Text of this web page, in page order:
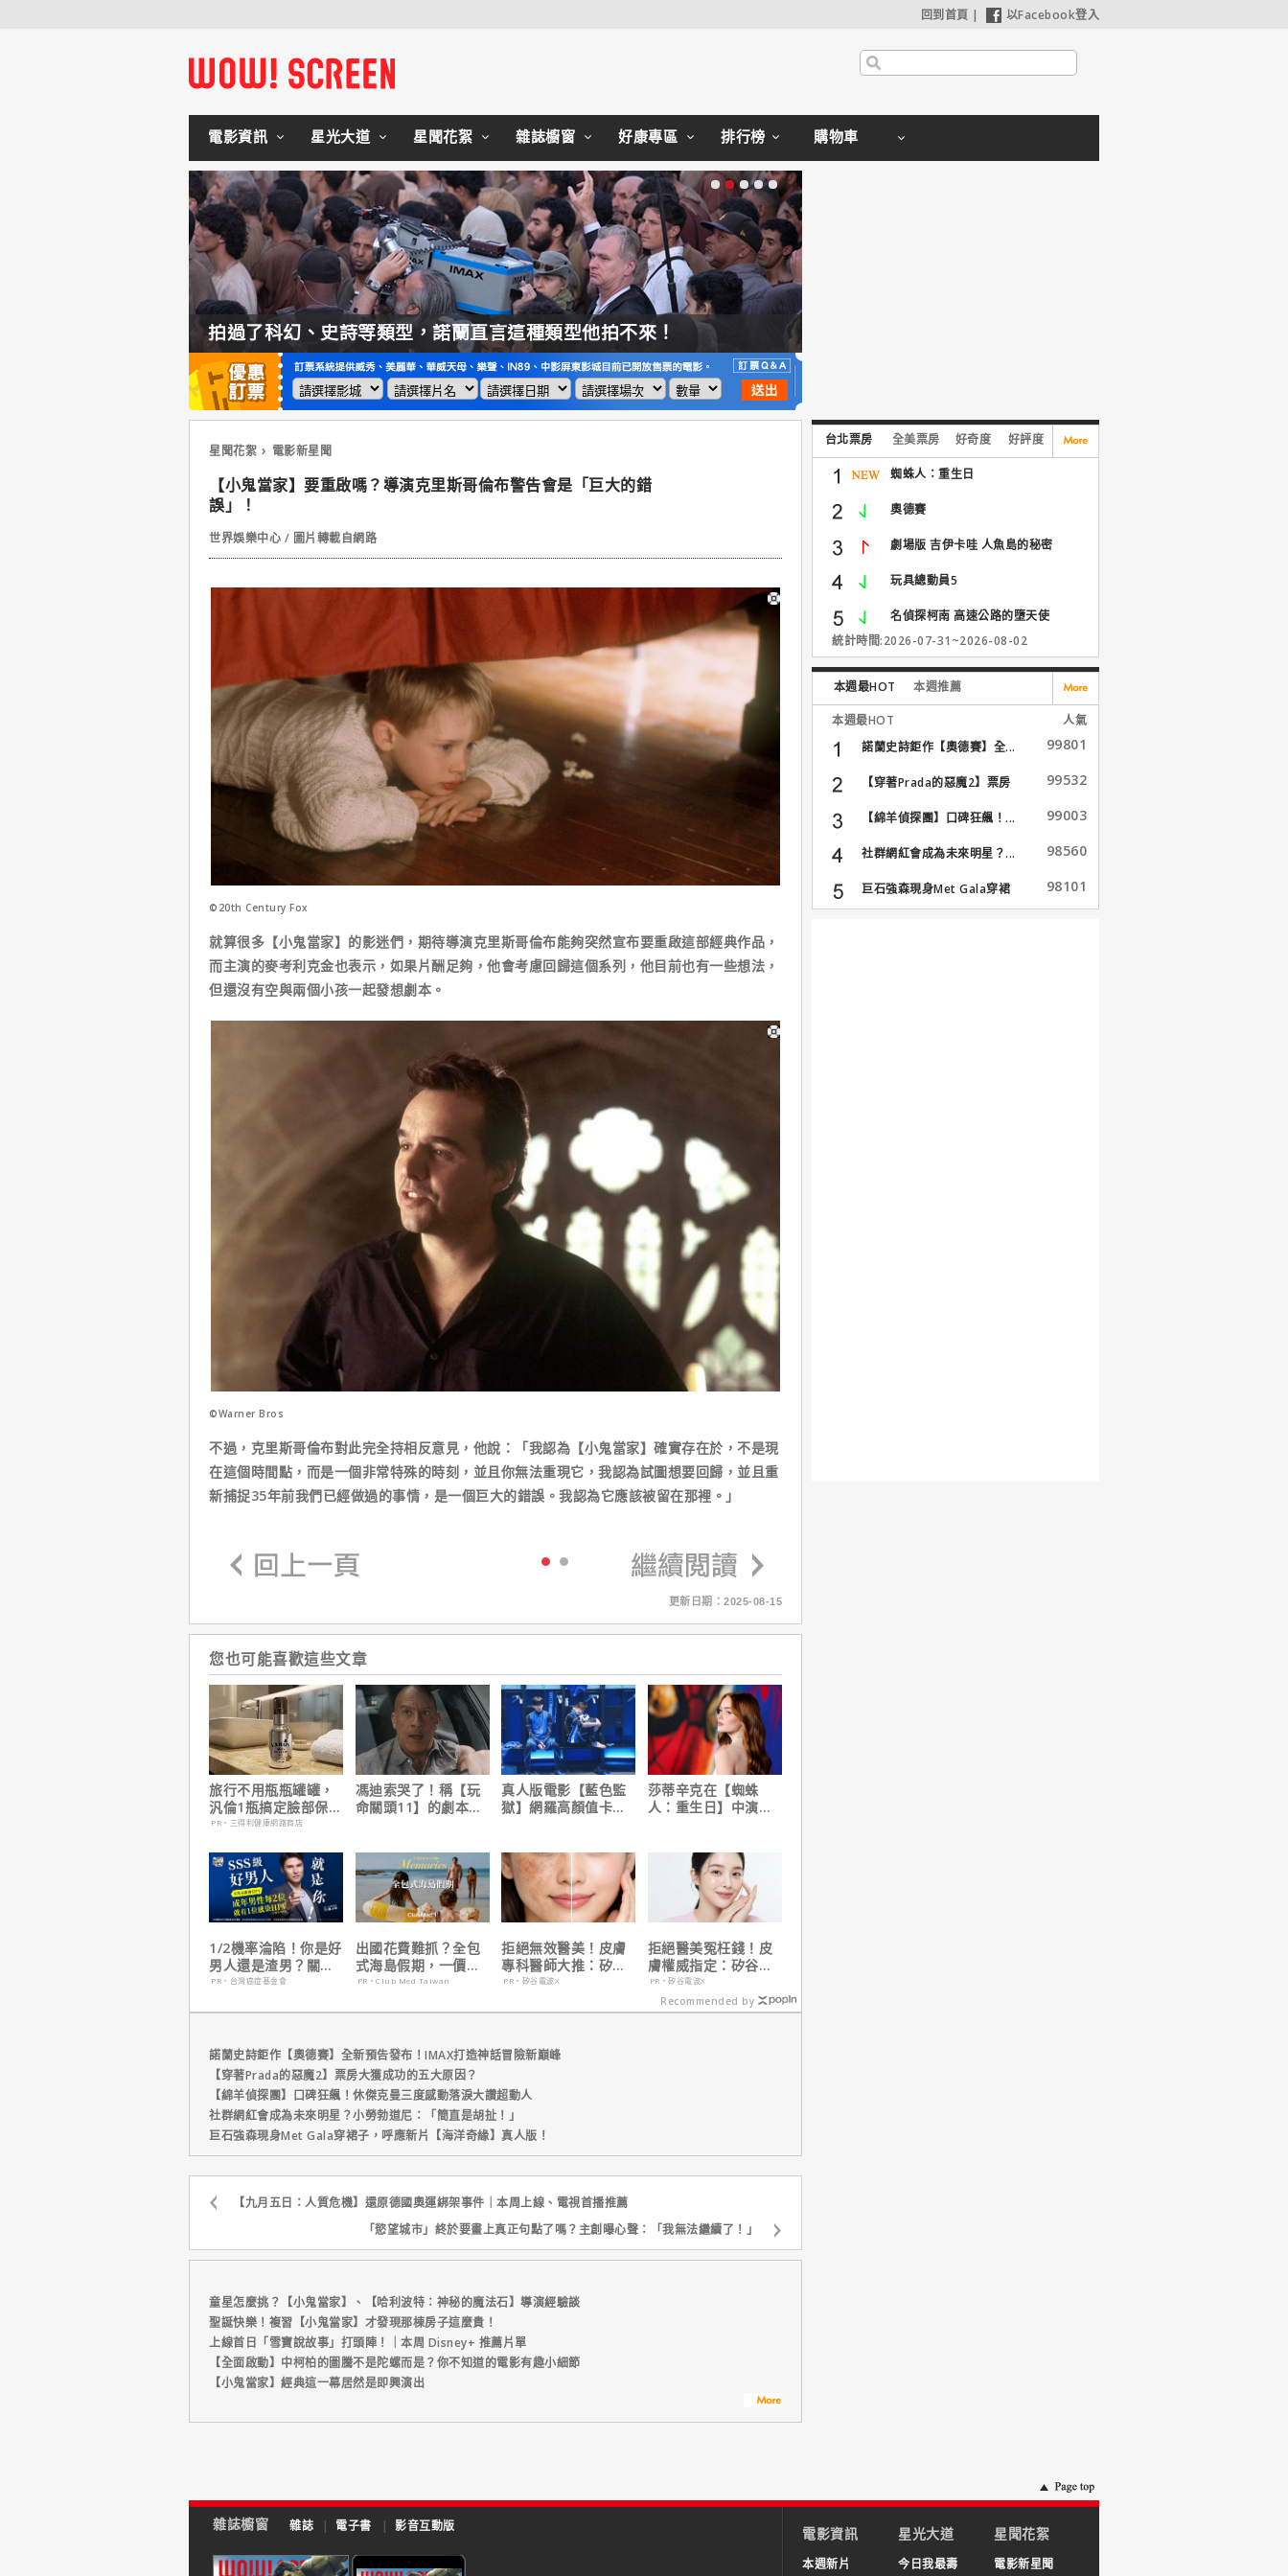
回到首頁 | 以Facebook登入
電影資訊 星光大道 星聞花絮 雜誌櫥窗 好康專區 排行榜 購物車
拍過了科幻、史詩等類型，諾蘭直言這種類型他拍不來！
星聞花絮 電影新星聞
【小鬼當家】要重啟嗎？導演克里斯哥倫布警告會是「巨大的錯
誤」！
世界娛樂中心 / 圖片轉載自網路
©20th Century Fox
就算很多【小鬼當家】的影迷們，期待導演克里斯哥倫布能夠突然宣布要重啟這部經典作品，
而主演的麥考利克金也表示，如果片酬足夠，他會考慮回歸這個系列，他目前也有一些想法，
但還沒有空與兩個小孩一起發想劇本。
©Warner Bros
不過，克里斯哥倫布對此完全持相反意見，他說：「我認為【小鬼當家】確實存在於，不是現
在這個時間點，而是一個非常特殊的時刻，並且你無法重現它，我認為試圖想要回歸，並且重
新捕捉35年前我們已經做過的事情，是一個巨大的錯誤。我認為它應該被留在那裡。」
更新日期：2025-08-15
您也可能喜歡這些文章
旅行不用瓶瓶罐罐，
汎倫1瓶搞定臉部保
養！
PR・三得利健康網路商店
馮迪索哭了！稱【玩
命關頭11】的劇本是
真人版電影【藍色監
獄】網羅高顏值卡司
莎蒂辛克在【蜘蛛
人：重生日】中演的
1/2機率淪陷！你是好
男人還是渣男？關鍵
在這
PR・台灣癌症基金會
出國花費難抓？全包
式海島假期，一價搞
定食宿玩樂，省錢更
PR・Club Med Taiwan
拒絕無效醫美！皮膚
專科醫師大推：矽谷
電波 X 讓肌膚由內而
PR・矽谷電波X
拒絕醫美冤枉錢！皮
膚權威指定：矽谷電
波 X 由內而外養出逆
齡好膚質
PR・矽谷電波X
Recommended by
諾蘭史詩鉅作【奧德賽】全新預告發布！IMAX打造神話冒險新巔峰
【穿著Prada的惡魔2】票房大獲成功的五大原因？
【綿羊偵探團】口碑狂飆！休傑克曼三度感動落淚大讚超動人
社群網紅會成為未來明星？小勞勃道尼：「簡直是胡扯！」
巨石強森現身Met Gala穿裙子，呼應新片【海洋奇緣】真人版！
【九月五日：人質危機】還原德國奧運綁架事件｜本周上線、電視首播推薦
「慾望城市」終於要畫上真正句點了嗎？主創曝心聲：「我無法繼續了！」
童星怎麼挑？【小鬼當家】、【哈利波特：神秘的魔法石】導演經驗談
聖誕快樂！複習【小鬼當家】才發現那棟房子這麼貴！
上線首日「雪寶說故事」打頭陣！｜本周 Disney+ 推薦片單
【全面啟動】中柯柏的圖騰不是陀螺而是？你不知道的電影有趣小細節
【小鬼當家】經典這一幕居然是即興演出
台北票房 全美票房 好奇度 好評度
蜘蛛人：重生日
奧德賽
劇場版 吉伊卡哇 人魚島的秘密
玩具總動員5
名偵探柯南 高速公路的墮天使
統計時間:2026-07-31~2026-08-02
本週最HOT 本週推薦
本週最HOT
人氣
諾蘭史詩鉅作【奧德賽】全...
99801
【穿著Prada的惡魔2】票房
99532
【綿羊偵探團】口碑狂飆！... 99003
社群網紅會成為未來明星？... 98560
巨石強森現身Met Gala穿裙
子...
98101
雜誌櫥窗 雜誌 | 電子書 | 影音互動版 電影資訊
本週新片
星光大道
今日我最壽
星聞花絮
電影新星聞